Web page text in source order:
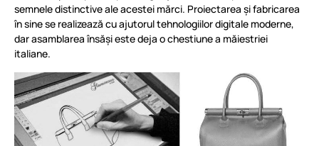
semnele distinctive ale acestei mărci. Proiectarea și fabricarea
în sine se realizează cu ajutorul tehnologiilor digitale moderne,
dar asamblarea însăși este deja o chestiune a măiestriei
italiane.